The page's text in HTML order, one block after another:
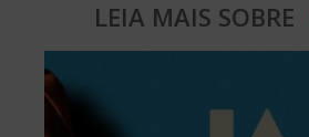
LEIA MAIS SOBRE